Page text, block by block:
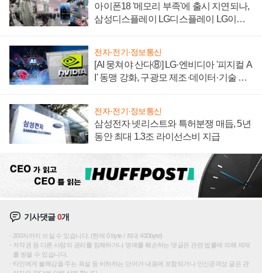
아이폰18 '메모리 부족'에 출시 지연되나,
삼성디스플레이 LG디스플레이 LG이노
전자·전기·정보통신
[AI 뭉쳐야 산다⑧] LG·엔비디아 '피지컬 A
I' 동맹 강화, 구광모 제조·데이터·기술 결
전자·전기·정보통신
삼성전자 넷리스트와 특허분쟁 매듭, 5년
동안 최대 1.3조 라이선스비 지급
기사댓글0개
200자까지 쓰실 수 있습니다. (현재 0 byte / 최대 400byte)
저작권 등 다른 사람의 권리를 침해하거나 명예를 훼손하는 댓글은 관련 법률에 의해 제재
를 받을 수 있습니다.
타인에게 불쾌감을 주는 욕설 등 비하하는 단어가 내용에 포함되거나 인신공격성 글은 관